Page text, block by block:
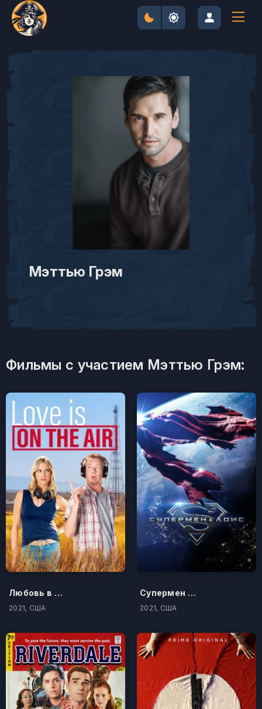
Мэттью Грэм
Фильмы с участием Мэттью Грэм:
Любовь в прямом эфире
2021, США
Супермен и Лоис
2021, США